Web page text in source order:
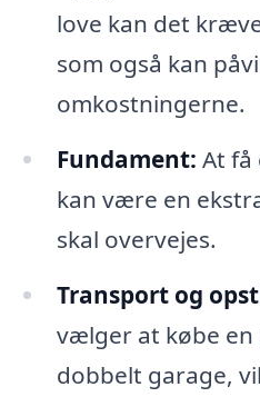
love kan det
som også kan
omkostningerne.
Fundament: At
kan være en
skal overvejes.
Transport og
vælger at købe
dobbelt garage, vil